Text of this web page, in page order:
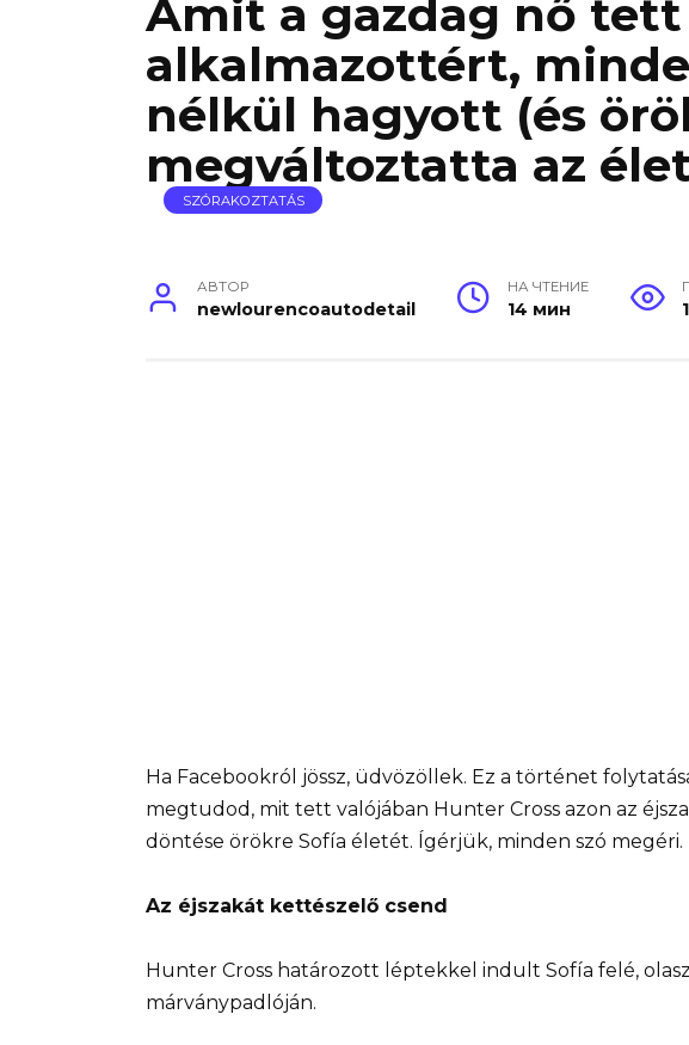
Amit a gazdag nő
alkalmazottért,
nélkül hagyott (és
megváltoztatta az
SZÓRAKOZTATÁS
АВТОР
newlourencoautodetail
НА ЧТЕНИЕ
14 мин
Ha Facebookról jössz, üdvözöllek. Ez a történet
megtudod, mit tett valójában Hunter Cross azon az
döntése örökre Sofía életét. Ígérjük, minden szó megéri.
Az éjszakát kettészelő csend
Hunter Cross határozott léptekkel indult Sofía felé,
márványpadlóján.